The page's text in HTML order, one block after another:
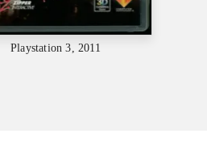
Playstation 3, 2011